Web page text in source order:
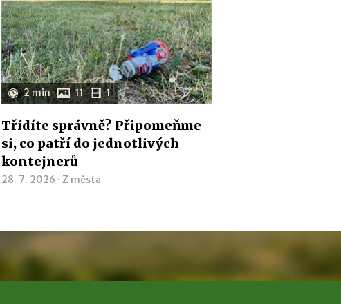
2 min 11 1
Třídíte správně? Připomeňme
si, co patří do jednotlivých
kontejnerů
28. 7. 2026 ·Z města